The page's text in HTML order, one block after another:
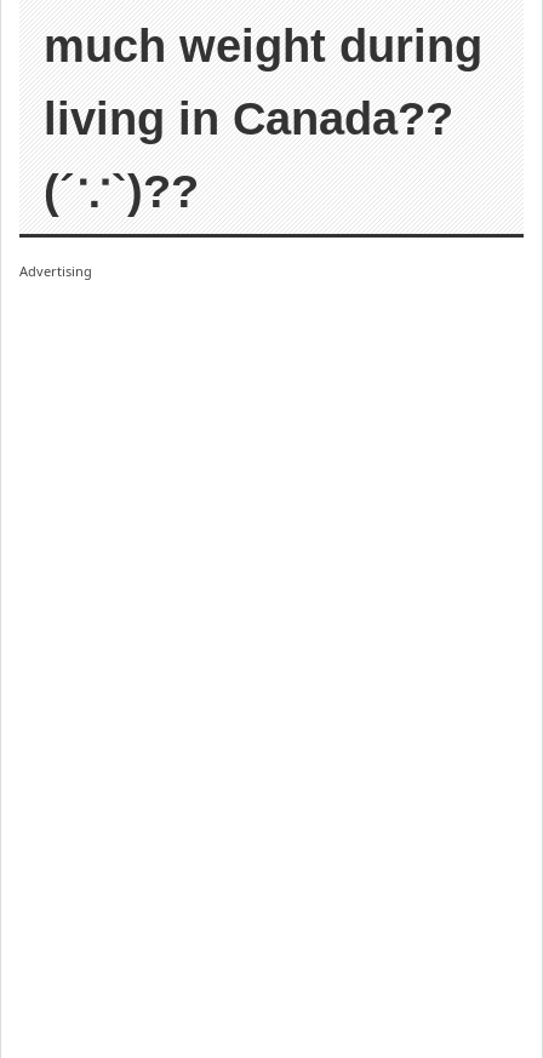
much weight during
living in Canada??
(´∵`)??
Advertising